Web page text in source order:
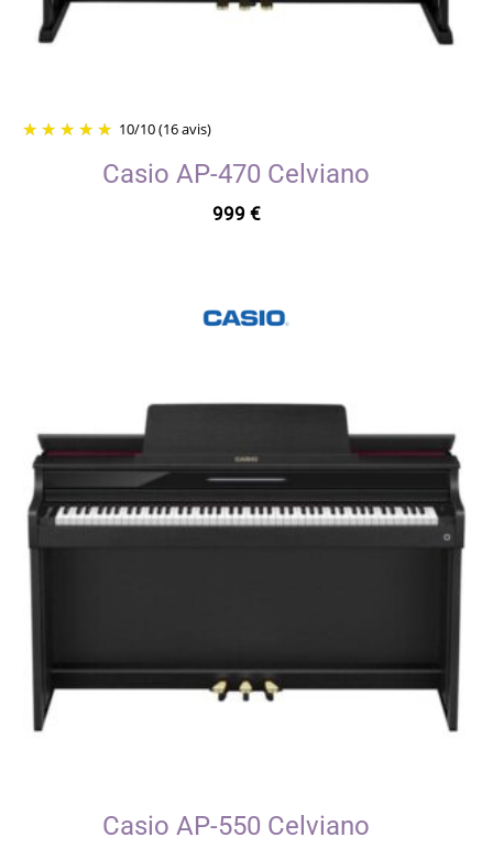
10/10(16 avis)
Casio AP-470 Celviano
999 €
Casio AP-550 Celviano